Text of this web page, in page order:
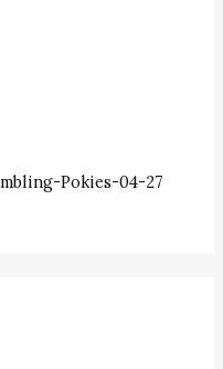
Pokies-04-27